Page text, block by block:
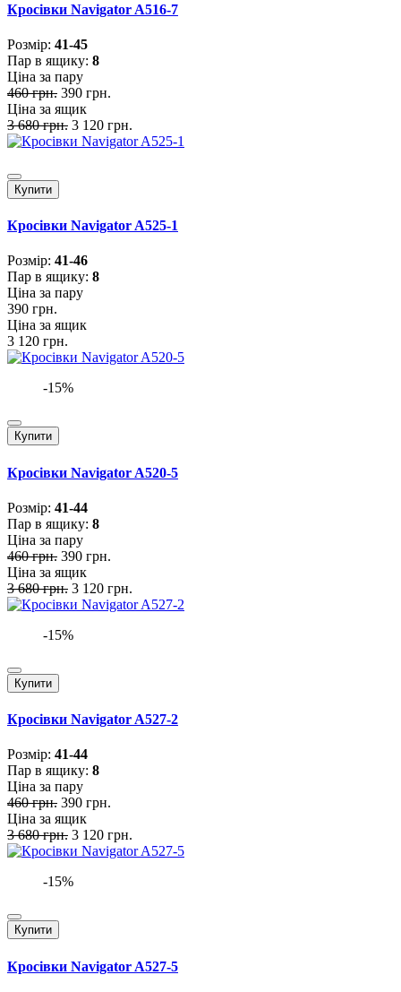
Кросівки Navigator A516-7
Розмiр: 41-45
Пар в ящику: 8
Ціна за пару
460 грн. 390 грн.
Ціна за ящик
3 680 грн. 3 120 грн.
Купити
Кросівки Navigator A525-1
Розмiр: 41-46
Пар в ящику: 8
Ціна за пару
390 грн.
Ціна за ящик
3 120 грн.
-15%
Купити
Кросівки Navigator A520-5
Розмiр: 41-44
Пар в ящику: 8
Ціна за пару
460 грн. 390 грн.
Ціна за ящик
3 680 грн. 3 120 грн.
-15%
Купити
Кросівки Navigator A527-2
Розмiр: 41-44
Пар в ящику: 8
Ціна за пару
460 грн. 390 грн.
Ціна за ящик
3 680 грн. 3 120 грн.
-15%
Купити
Кросівки Navigator A527-5